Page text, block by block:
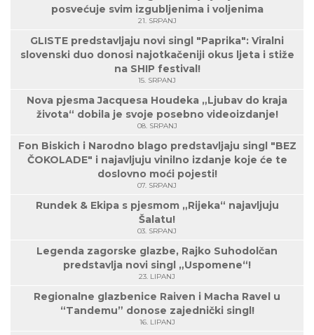
posvećuje svim izgubljenima i voljenima
21. SRPANJ
GLISTE predstavljaju novi singl "Paprika": Viralni
slovenski duo donosi najotkačeniji okus ljeta i stiže
na SHIP festival!
15. SRPANJ
Nova pjesma Jacquesa Houdeka „Ljubav do kraja
života“ dobila je svoje posebno videoizdanje!
08. SRPANJ
Fon Biskich i Narodno blago predstavljaju singl "BEZ
ČOKOLADE" i najavljuju vinilno izdanje koje će te
doslovno moći pojesti!
07. SRPANJ
Rundek & Ekipa s pjesmom „Rijeka“ najavljuju
Šalatu!
03. SRPANJ
Legenda zagorske glazbe, Rajko Suhodolčan
predstavlja novi singl „Uspomene“!
23. LIPANJ
Regionalne glazbenice Raiven i Macha Ravel u
“Tandemu” donose zajednički singl!
16. LIPANJ